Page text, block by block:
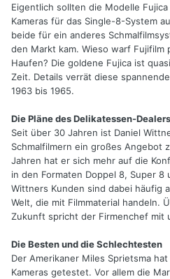
Eigentlich sollten die Modelle
Kameras für das Single-8-System
beide für ein anderes
den Markt kam. Wieso warf Fujifilm
Haufen? Die goldene Fujica ist
Zeit. Details verrät diese
1963 bis 1965.
Die Pläne des Delikatessen-Dealers
Seit über 30 Jahren ist Daniel
Schmalfilmern ein großes Angebot
Jahren hat er sich mehr auf die
in den Formaten Doppel 8, Super 8
Wittners Kunden sind dabei häufig
Welt, die mit Filmmaterial handeln.
Zukunft spricht der Firmenchef mit
Die Besten und die Schlechtesten
Der Amerikaner Miles Sprietsma
Kameras getestet. Vor allem die